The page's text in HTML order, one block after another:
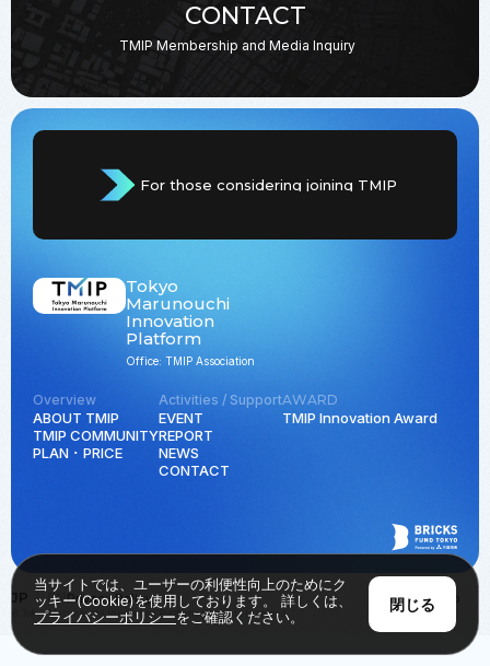
CONTACT
TMIP Membership and Media Inquiry
For those considering joining TMIP
Tokyo
Marunouchi
Innovation
Platform
Office: TMIP Association
Overview
ABOUT TMIP
TMIP COMMUNITY
PLAN ･ PRICE
Activities / Support
EVENT
REPORT
NEWS
CONTACT
AWARD
TMIP Innovation Award
JP ENPrivacy Policy
© Tokyo Marunouchi Innovation Platform all rights reserved.
Back to Top
当サイトでは、ユーザーの利便性向上のためにク
ッキー(Cookie)を使用しております。 詳しくは、
プライバシーポリシーをご確認ください。
閉じる